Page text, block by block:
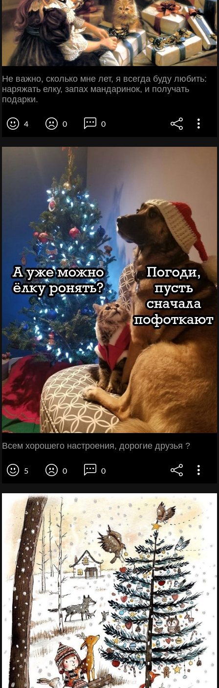
Не важно, сколько мне лет, я всегда буду любить:
наряжать елку, запах мандаринок, и получать
подарки.
4 0 0
Всем хорошего настроения, дорогие друзья ?
5 0 0